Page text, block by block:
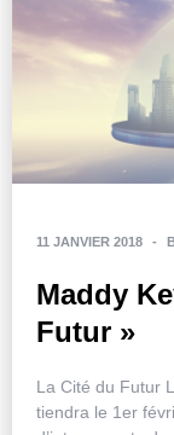
11 JANVIER 2018 -
Maddy
Futur »
La Cité du Futur
tiendra le 1er